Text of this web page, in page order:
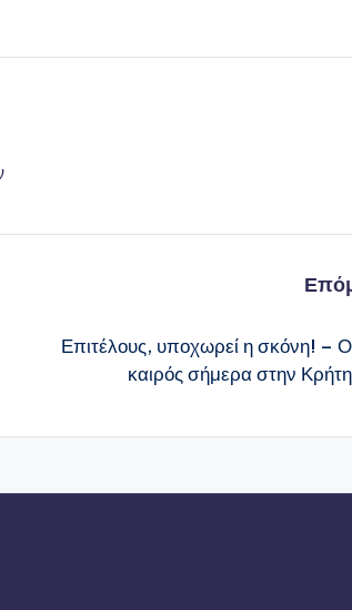
Επιτέλους, υποχωρεί η σκόνη! – Ο
καιρός σήμερα στην Κρήτη